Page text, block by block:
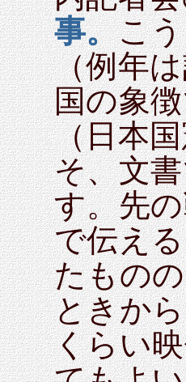
事。こ
（例年
国の象
（日本
そ、文
す。先
で伝え
たもの
ときか
くらい